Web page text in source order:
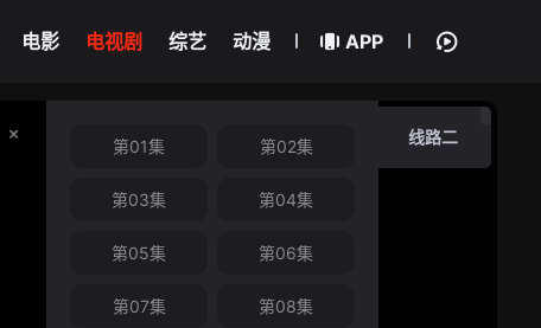
电影 电视剧 综艺 动漫 APP
线路二
第01集 第02集
第03集 第04集
第05集 第06集
第07集 第08集